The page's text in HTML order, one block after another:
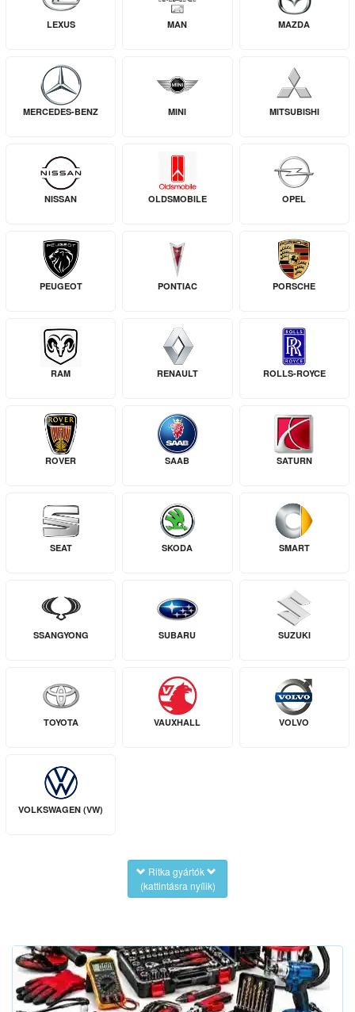
LEXUS MAN MAZDA
MERCEDES-BENZ MINI MITSUBISHI
NISSAN OLDSMOBILE OPEL
PEUGEOT PONTIAC PORSCHE
RAM RENAULT ROLLS-ROYCE
ROVER SAAB SATURN
SEAT SKODA SMART
SSANGYONG SUBARU SUZUKI
TOYOTA VAUXHALL VOLVO
VOLKSWAGEN (VW)
Ritka gyártók
(kattintásra nyílik)